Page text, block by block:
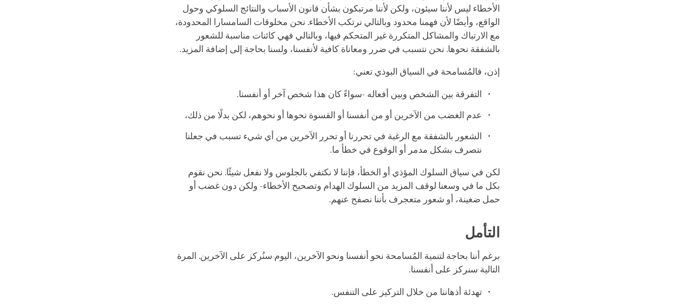
الأخطاء ليس لأننا سيئون، ولكن لأننا مرتبكون بشأن قانون الأسباب والنتائج السلوكي وحول
الواقع، وأيضًا لأن فهمنا محدود وبالتالي نرتكب الأخطاء. نحن مخلوقات السامسارا المحدودة،
مع الارتباك والمشاكل المتكررة غير المتحكم فيها، وبالتالي فهي كائنات مناسبة للشعور
بالشفقة نحوها. نحن نتسبب في ضرر ومعاناة كافية لأنفسنا، ولسنا بحاجة إلى إضافة المزيد.
إذن، فالمُسامحة في السياق البوذي تعني:
التفرقة بين الشخص وبين أفعاله -سواءً كان هذا شخص آخر أو أنفسنا.
عدم الغضب من الآخرين أو من أنفسنا أو القسوة نحوها أو نحوهم، لكن بدلًا من ذلك،
الشعور بالشفقة مع الرغبة في تحررنا أو تحرر الآخرين من أي شيء تسبب في جعلنا
نتصرف بشكل مدمر أو الوقوع في خطأ ما.
لكن في سياق السلوك المؤذي أو الخطأ، فإننا لا نكتفي بالجلوس ولا نفعل شيئًا. نحن نقوم
بكل ما في وسعنا لوقف المزيد من السلوك الهدام وتصحيح الأخطاء- ولكن دون غضب أو
حمل ضغينة، أو شعور متعجرف بأننا نصفح عنهم.
التأمل
برغم أننا بحاجة لتنمية المُسامحة نحو أنفسنا ونحو الآخرين، اليوم سنُركز على الآخرين. المرة
التالية سنركز على أنفسنا.
تهدئة أذهاننا من خلال التركيز على التنفس.